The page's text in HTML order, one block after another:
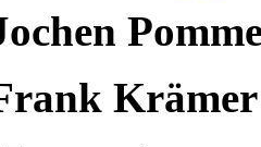
Krämer